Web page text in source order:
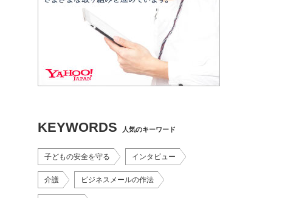
KEYWORDS 人気のキーワード
子どもの安全を守る インタビュー
介護 ビジネスメールの作法